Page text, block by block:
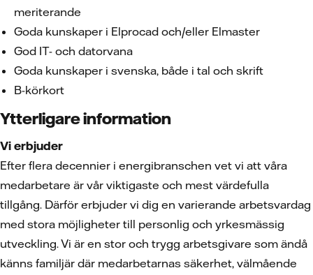
meriterande
Goda kunskaper i Elprocad och/eller Elmaster
God IT- och datorvana
Goda kunskaper i svenska, både i tal och skrift
B-körkort
Ytterligare information
Vi erbjuder
Efter flera decennier i energibranschen vet vi att våra
medarbetare är vår viktigaste och mest värdefulla
tillgång. Därför erbjuder vi dig en varierande arbetsvardag
med stora möjligheter till personlig och yrkesmässig
utveckling. Vi är en stor och trygg arbetsgivare som ändå
känns familjär där medarbetarnas säkerhet, välmående